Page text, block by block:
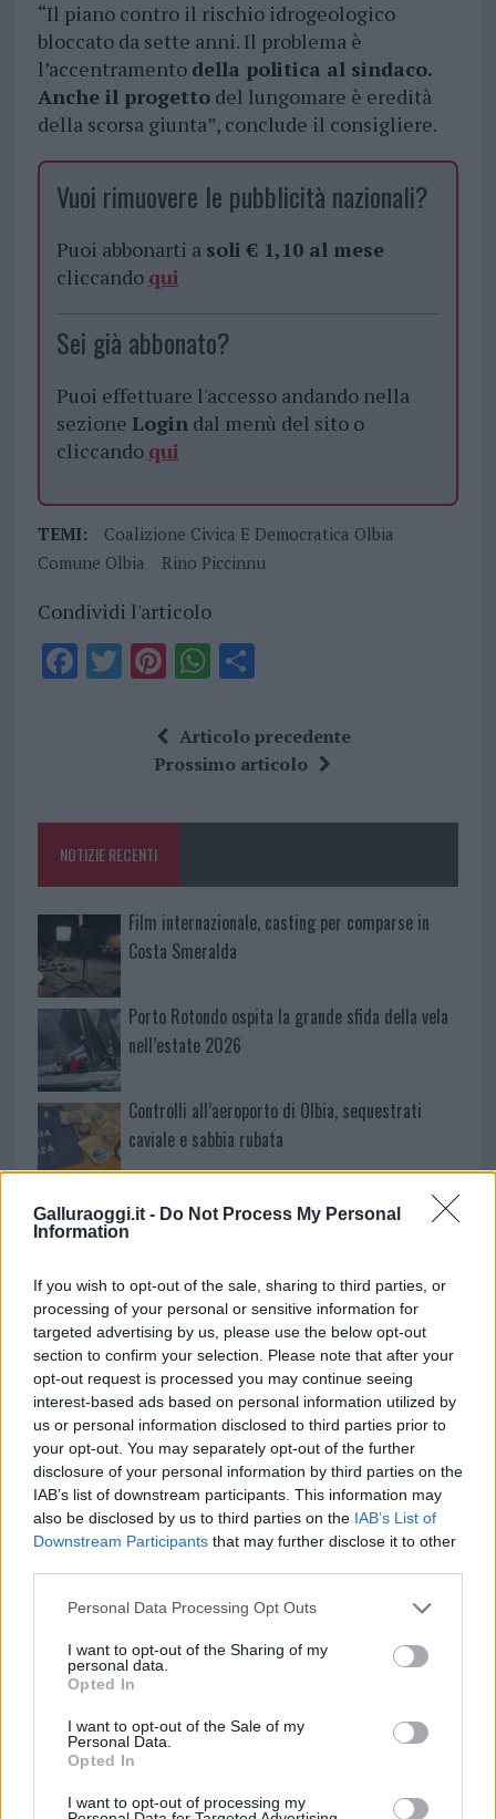
Galluraoggi.it - Do Not Process My Personal
Information
If you wish to opt-out of the sale, sharing to third parties, or
processing of your personal or sensitive information for
targeted advertising by us, please use the below opt-out
section to confirm your selection. Please note that after your
opt-out request is processed you may continue seeing
interest-based ads based on personal information utilized by
us or personal information disclosed to third parties prior to
your opt-out. You may separately opt-out of the further
disclosure of your personal information by third parties on the
IAB’s list of downstream participants. This information may
also be disclosed by us to third parties on the IAB’s List of
Downstream Participants that may further disclose it to other
Please note that this website/app uses one or more Google
not limited to your visit or usage behaviour. You may click to
grant or deny consent to Google and its third-party tags to
use your data for below specified purposes in below Google
consent section.
Personal Data Processing Opt Outs
I want to opt-out of the Sharing of my
personal data.
Opted In
I want to opt-out of the Sale of my
Personal Data.
Opted In
I want to opt-out of processing my
“Il piano contro il rischio idrogeologico
bloccato da sette anni. Il problema è
l’accentramento della politica al sindaco.
Anche il progettodel lungomare è eredità
della scorsa giunta”, conclude il consigliere.
Vuoi rimuovere le pubblicità nazionali?
Puoi abbonarti a soli € 1,10 al mese
cliccando qui
Sei già abbonato?
Puoi effettuare l'accesso andando nella
sezione Logindal menù del sito o
cliccando qui
TEMI:
Coalizione Civica E Democratica Olbia
Comune Olbia
Rino Piccinnu
Condividi l'articolo
F
o
k
T Pi
te
re
W
at
s
p
p
S
a
re
Articolo precedente
Prossimo articolo
NOTIZIE RECENTI
Film internazionale, casting per comparse in
Costa Smeralda
Porto Rotondo ospita la grande sfida della vela
nell’estate 2026
Controlli all’aeroporto di Olbia, sequestrati
caviale e sabbia rubata
Migliori cliniche di estetica medicale avanzata
in Europa: classifica dei 5 centri di riferimento
Incendi, a San Pasquale arriva il Campo Base:
l’inaugurazione
Andrea Mura conquista Palau: grande
partecipazione per il suo racconto
Calangianus, allarme sul centro accoglienza
minori, Albieri: “Episodi gravissimi”
NECROLOGIE